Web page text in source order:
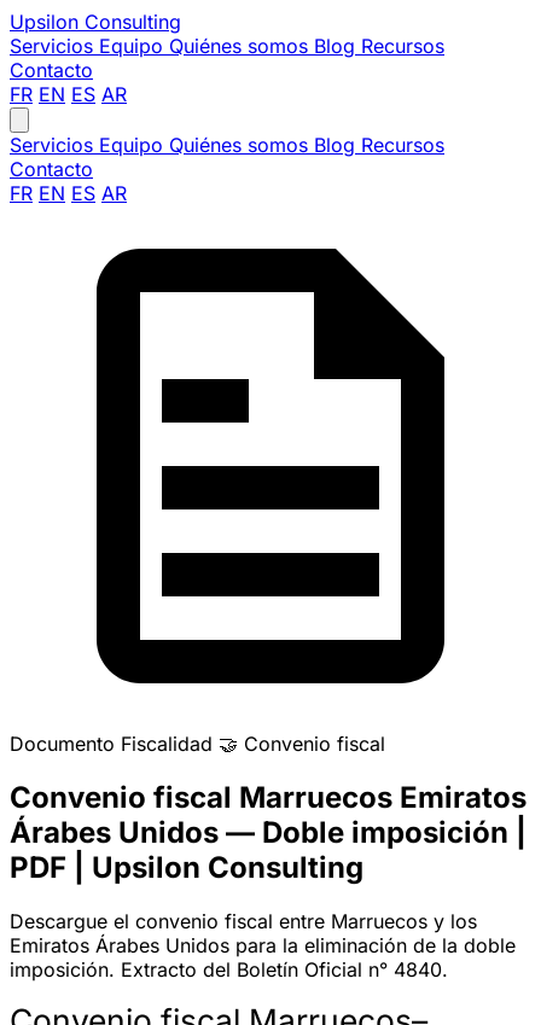
Upsilon Consulting
Servicios Equipo Quiénes somos Blog Recursos
Contacto
FR EN ES AR
Servicios Equipo Quiénes somos Blog Recursos
Contacto
FR EN ES AR
Documento Fiscalidad 🤝 Convenio fiscal
Convenio fiscal Marruecos Emiratos
Árabes Unidos — Doble imposición |
PDF | Upsilon Consulting
Descargue el convenio fiscal entre Marruecos y los
Emiratos Árabes Unidos para la eliminación de la doble
imposición. Extracto del Boletín Oficial n° 4840.